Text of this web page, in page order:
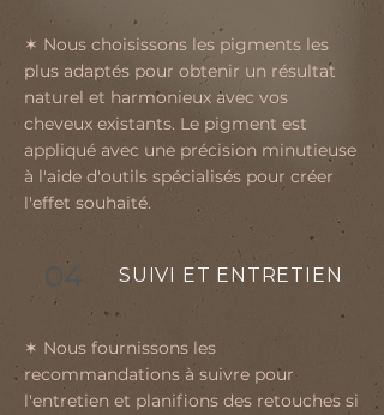
✶ Nous choisissons les pigments les
plus adaptés pour obtenir un résultat
naturel et harmonieux avec vos
cheveux existants. Le pigment est
appliqué avec une précision minutieuse
à l'aide d'outils spécialisés pour créer
l'effet souhaité.
SUIVI ET ENTRETIEN
✶ Nous fournissons les
recommandations à suivre pour
l'entretien et planifions des retouches si